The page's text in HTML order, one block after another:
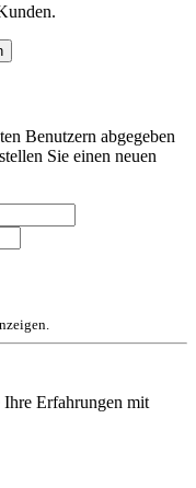
Benutzern abgegeben
Sie einen neuen
Erfahrungen mit